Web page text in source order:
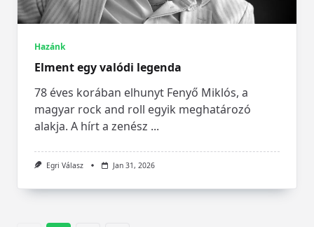
Hazánk
Elment egy valódi legenda
78 éves korában elhunyt Fenyő Miklós, a
magyar rock and roll egyik meghatározó
alakja. A hírt a zenész ...
Egri Válasz Jan 31, 2026